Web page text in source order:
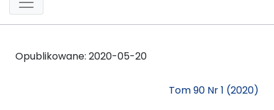
Opublikowane: 2020-05-20
Tom 90 Nr 1 (2020)